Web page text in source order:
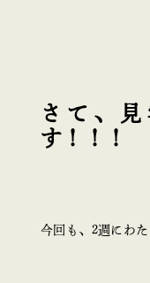
さて、
す！！！
今回も、2週にわ